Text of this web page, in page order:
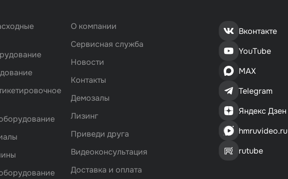
О компании
Сервисная служба
Новости
Контакты
Демозалы
Лизинг
Приведи друга
Видеоконсультация
Доставка и оплата
Вконтакте
YouTube
MAX
Telegram
Яндекс Дзен
hmruvideo.ru
rutube